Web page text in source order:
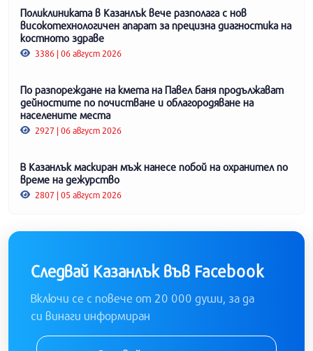
Поликлиниката в Казанлък вече разполага с нов
високотехнологичен апарат за прецизна диагностика на
костното здраве
3386 | 06 август 2026
По разпореждане на кмета на Павел баня продължават
дейностите по почистване и облагородяване на
населените места
2927 | 06 август 2026
В Казанлък маскиран мъж нанесе побой на охранител по
време на дежурство
2807 | 05 август 2026
Следвай Казанлък във Facebook
Включи се с повече от 20 000 души, за да
си винаги информиран